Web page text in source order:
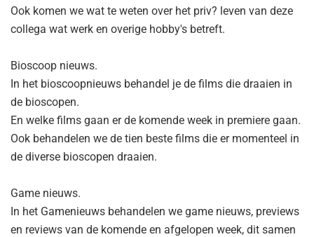
Ook komen we wat te weten over het priv? leven van deze
collega wat werk en overige hobby's betreft.
Bioscoop nieuws.
In het bioscoopnieuws behandel je de films die draaien in
de bioscopen.
En welke films gaan er de komende week in premiere gaan.
Ook behandelen we de tien beste films die er momenteel in
de diverse bioscopen draaien.
Game nieuws.
In het Gamenieuws behandelen we game nieuws, previews
en reviews van de komende en afgelopen week, dit samen